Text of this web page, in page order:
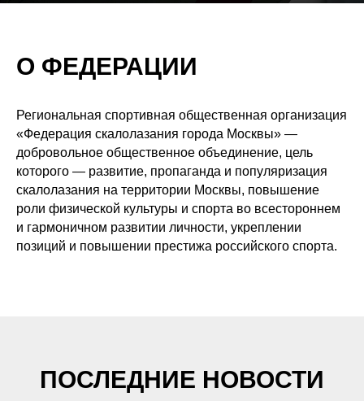
О ФЕДЕРАЦИИ
Региональная спортивная общественная организация
«Федерация скалолазания города Москвы» —
добровольное общественное объединение, цель
которого — развитие, пропаганда и популяризация
скалолазания на территории Москвы, повышение
роли физической культуры и спорта во всестороннем
и гармоничном развитии личности, укреплении
позиций и повышении престижа российского спорта.
ПОСЛЕДНИЕ НОВОСТИ